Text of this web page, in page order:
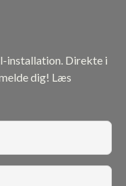
installation. Direkte i
dig! Læs